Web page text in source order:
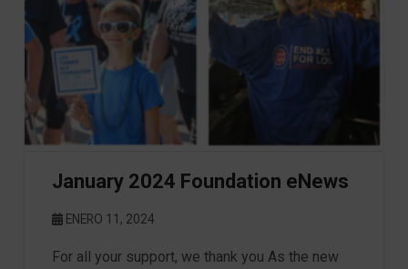
January 2024 Foundation eNews
ENERO 11, 2024
For all your support, we thank you As the new